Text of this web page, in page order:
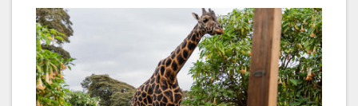
ANGLAIS
Afternoon tea guests
Brian Siambi
Brian Siambi